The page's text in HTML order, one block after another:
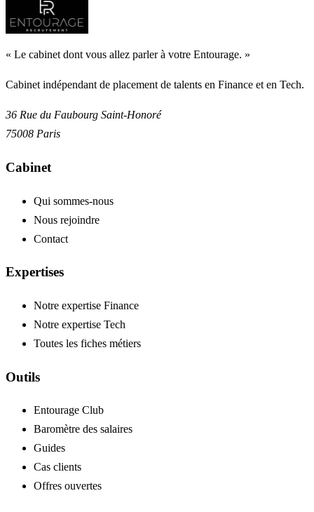
« Le cabinet dont vous allez parler à votre Entourage. »
Cabinet indépendant de placement de talents en Finance et en Tech.
36 Rue du Faubourg Saint-Honoré
75008 Paris
Cabinet
Qui sommes-nous
Nous rejoindre
Contact
Expertises
Notre expertise Finance
Notre expertise Tech
Toutes les fiches métiers
Outils
Entourage Club
Baromètre des salaires
Guides
Cas clients
Offres ouvertes